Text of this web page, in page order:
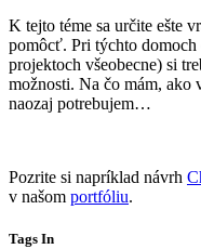
K tejto téme sa určite ešte
pomôcť. Pri týchto domoch
projektoch všeobecne) si
možnosti. Na čo mám, ako
naozaj potrebujem…
Pozrite si napríklad návrh
v našom portfóliu.
Tags In